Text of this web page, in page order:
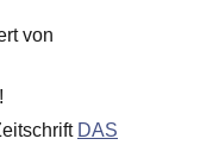
von
!
DAS